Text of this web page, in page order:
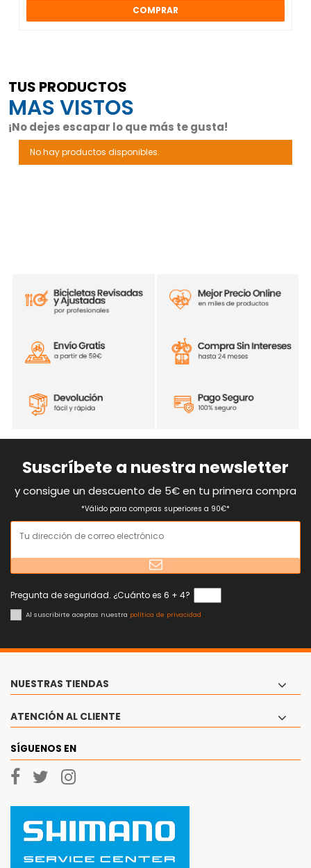
COMPRAR
TUS PRODUCTOS
MAS VISTOS
¡No dejes escapar lo que más te gusta!
No hay productos disponibles.
Suscríbete a nuestra newsletter
y consigue un descuento de 5€ en tu primera compra
*Válido para compras superiores a 90€*
Pregunta de seguridad. ¿Cuánto es 6 + 4?
Al suscribirte aceptas nuestra política de privacidad
NUESTRAS TIENDAS
ATENCIÓN AL CLIENTE
SÍGUENOS EN